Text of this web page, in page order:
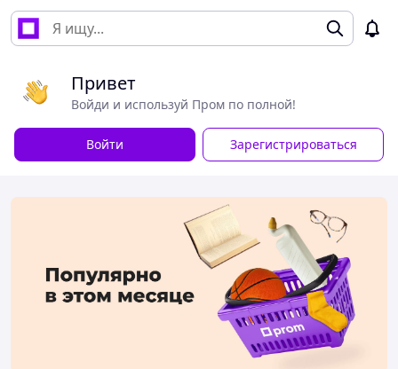
Привет
Войди и используй Пром по полной!
Войти Зарегистрироваться